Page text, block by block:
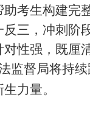
考生构建完
三，冲刺阶
性强， 既厘
监督局将持
力量。